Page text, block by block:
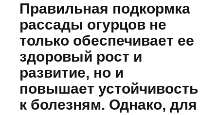
Правильная подкормка
рассады огурцов не
только обеспечивает ее
здоровый рост и
развитие, но и
повышает устойчивость
к болезням. Однако, для